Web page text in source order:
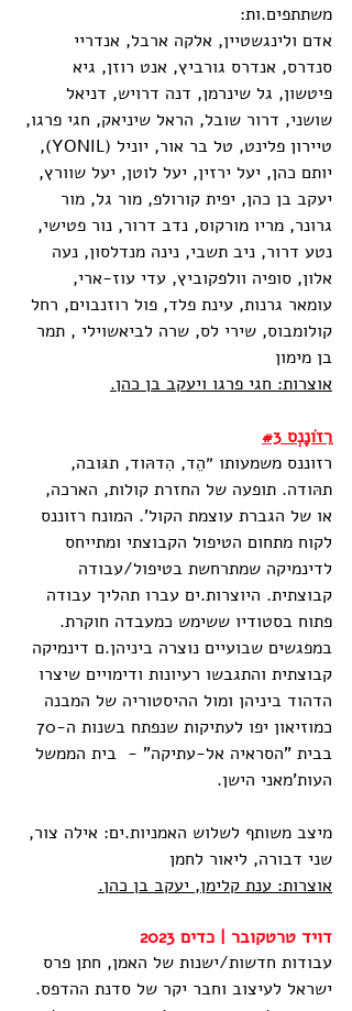
משתתפים.ות:
אדם ולינגשטיין, אלקה ארבל, אנדריי
סנדרס, אנדרס גורביץ, אנט רוזן, גיא
פיטשון, גל שינרמן, דנה דרויש, דניאל
שושני, דרור שובל, הראל שיניאק, חגי פרגו,
טיירון פלינט, טל בר אור, יוניל (YONIL),
יותם כהן, יעל ירזין, יעל לוטן, יעל שוורץ,
יעקב בן כהן, יפית קורולפ, מור גל, מור
גרונר, מריו מורקוס, נדב דרור, נור פטישי,
נטע דרור, ניב תשבי, נינה מנדלסון, נעה
אלון, סופיה וולפקוביץ, עדי עוז-ארי,
עומאר גרנות, עינת פלד, פול רוזנבוים, רחל
קולומבוס, שירי לס, שרה לביאשוילי , תמר
בן מימון
אוצרות: חגי פרגו ויעקב בן כהן.
רֵזֹונָנְס #3
רזוננס משמעותו ״הֵד, הִדהּוד, תגּובה,
תהּודה. תופעה של החזרת קולות, הארכה,
או של הגברת עוצמת הקול'. המונח רזוננס
לקוח מתחום הטיפול הקבוצתי ומתייחס
לדינמיקה שמתרחשת בטיפול/עבודה
קבוצתית. היוצרות.ים עברו תהליך עבודה
פתוח בסטודיו ששימש כמעבדה חוקרת.
במפגשים שבועיים נוצרה ביניהן.ם דינמיקה
קבוצתית והתגבשו רעיונות ודימויים שיצרו
הדהוד ביניהן ומול ההיסטוריה של המבנה
בבית "הסראיה אל-עתיקה" -  בית הממשל
העות'מאני הישן.
מיצב משותף לשלוש האמניות.ים: אילה צור,
שני דבורה, ליאור לחמן
אוצרות: ענת קלימן, יעקב בן כהן.
דויד טרטקובר | כדים 2023
עבודות חדשות/ישנות של האמן, חתן פרס
ישראל לעיצוב וחבר יקר של סדנת ההדפס.